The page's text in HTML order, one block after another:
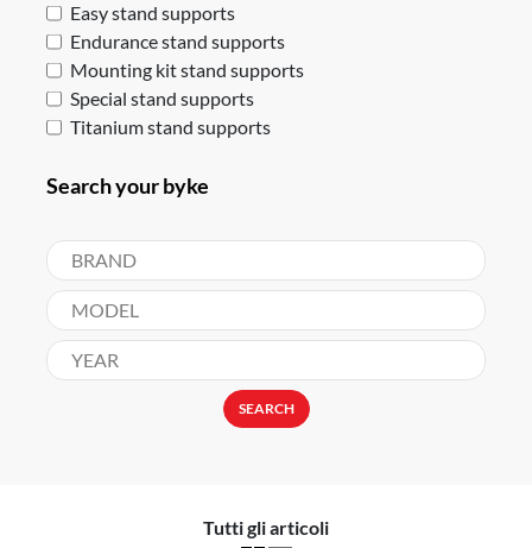
Easy stand supports
Endurance stand supports
Mounting kit stand supports
Special stand supports
Titanium stand supports
Search your byke
SEARCH
Tutti gli articoli